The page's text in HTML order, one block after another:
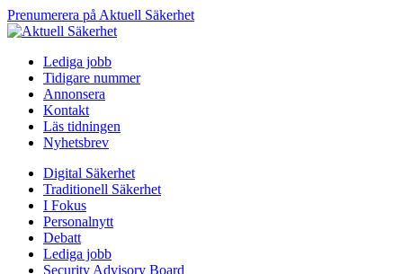
Prenumerera på Aktuell Säkerhet
Lediga jobb
Tidigare nummer
Annonsera
Kontakt
Läs tidningen
Nyhetsbrev
Digital Säkerhet
Traditionell Säkerhet
I Fokus
Personalnytt
Debatt
Lediga jobb
Security Advisory Board